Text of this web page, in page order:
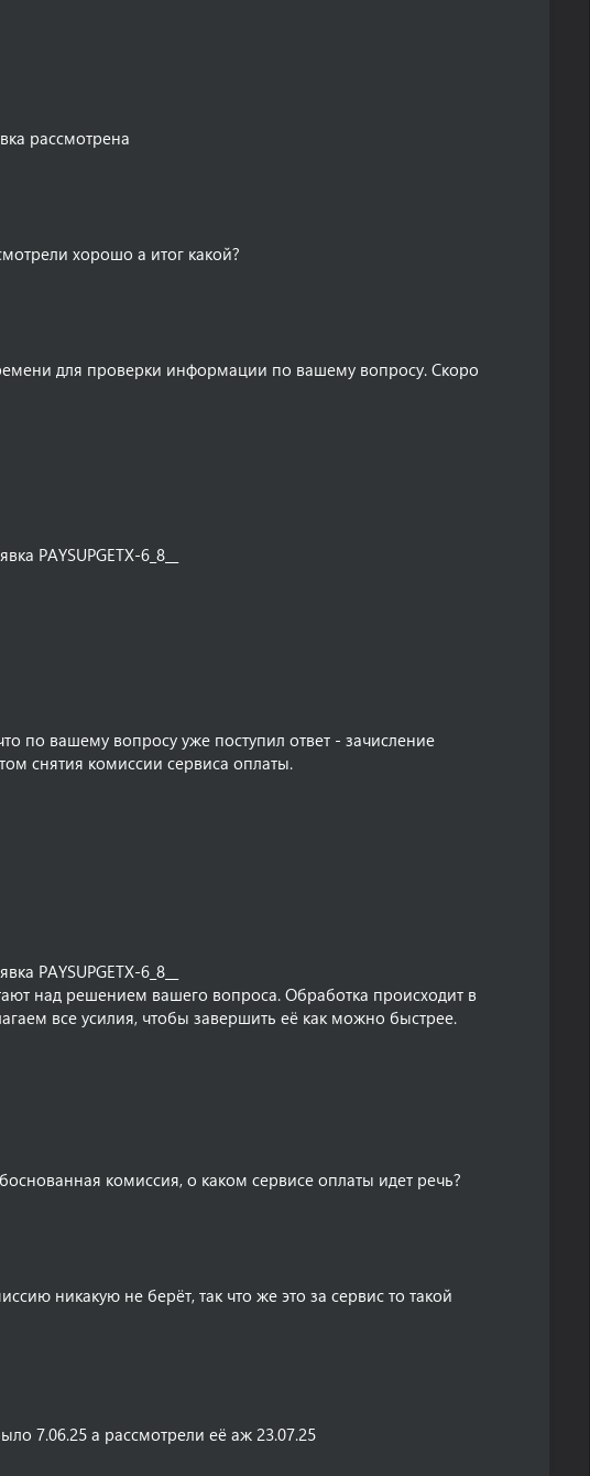
рассмотрена
хорошо а итог какой?
для проверки информации по вашему вопросу. Скоро
PAYSUPGETX-6_8__
по вашему вопросу уже поступил ответ - зачисление
снятия комиссии сервиса оплаты.
PAYSUPGETX-6_8__
над решением вашего вопроса. Обработка происходит в
все усилия, чтобы завершить её как можно быстрее.
комиссия, о каком сервисе оплаты идет речь?
никакую не берëт, так что же это за сервис то такой
7.06.25 а рассмотрели еë аж 23.07.25